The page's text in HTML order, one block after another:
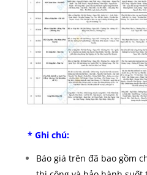
* Ghi chú:
Báo giá trên đã bao gồm